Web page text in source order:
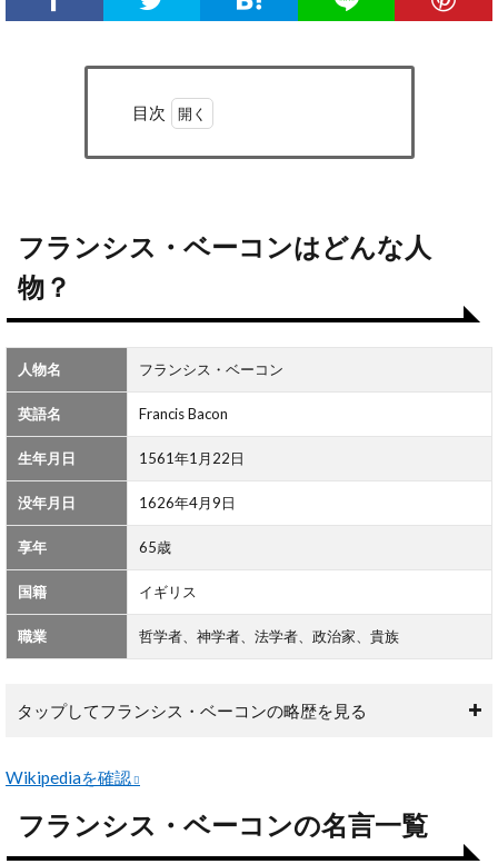
目次
コン
2
フラ
ンシ
ス・
ベー
コン
の名
言一
覧
フランシス・ベーコンはどんな人
物？
人物名 フランシス・ベーコン
英語名 Francis Bacon
生年月日 1561年1月22日
没年月日 1626年4月9日
享年 65歳
国籍 イギリス
職業 哲学者、神学者、法学者、政治家、貴族
タップしてフランシス・ベーコンの略歴を見る
Wikipediaを確認
フランシス・ベーコンの名言一覧